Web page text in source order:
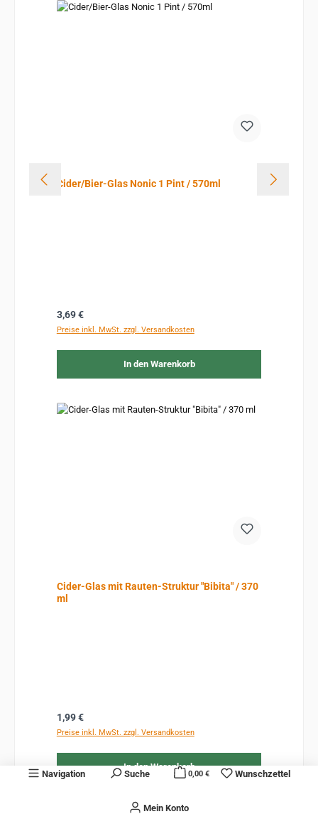
Navigation Suche Wunschzettel
Mein Konto
0,00 €
Cider/Bier-Glas Nonic 1 Pint / 570ml
Regulärer Preis:
3,69 €
Preise inkl. MwSt. zzgl. Versandkosten
In den Warenkorb
Cider-Glas mit Rauten-Struktur "Bibita" / 370
ml
Regulärer Preis:
1,99 €
Preise inkl. MwSt. zzgl. Versandkosten
In den Warenkorb